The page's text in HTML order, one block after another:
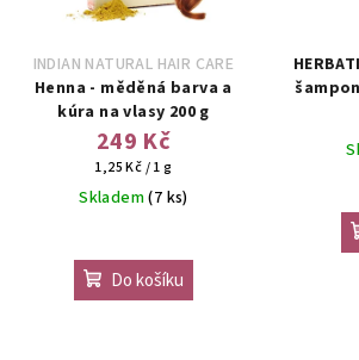
INDIAN NATURAL HAIR CARE
Henna - měděná barva a
kúra na vlasy 200 g
249 Kč
Měrná
cena:
1,25 Kč / 1 g
Skladem(7 ks)
hodnocení
produktu
je
Do košíku